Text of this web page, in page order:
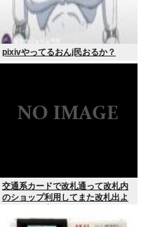
pixivやってるおんj民おるか？
交通系カードで改札通って改札内
のショップ利用してまた改札出よ